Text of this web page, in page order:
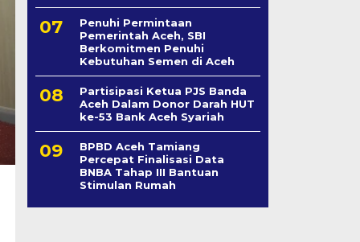
Penuhi Permintaan
Pemerintah Aceh, SBI
Berkomitmen Penuhi
Kebutuhan Semen di Aceh
Partisipasi Ketua PJS Banda
Aceh Dalam Donor Darah HUT
ke-53 Bank Aceh Syariah
BPBD Aceh Tamiang
Percepat Finalisasi Data
BNBA Tahap III Bantuan
Stimulan Rumah